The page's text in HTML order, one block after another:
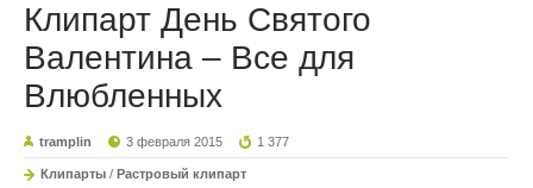
Клипарт День Святого
Валентина – Все для
Влюбленных
tramplin 3 февраля 2015 1 377
Клипарты / Растровый клипарт